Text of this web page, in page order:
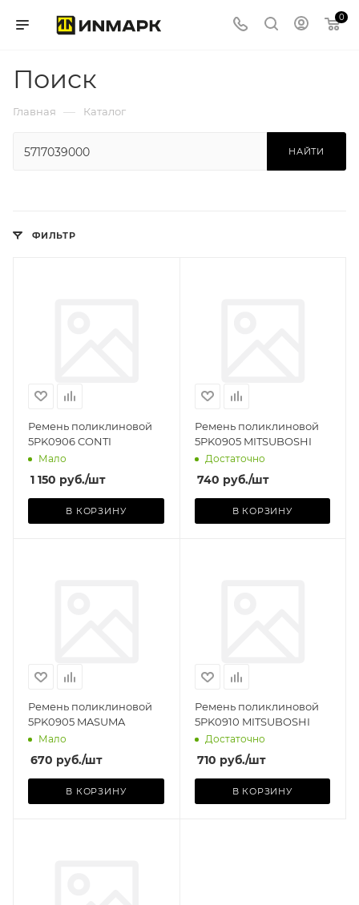
0
Поиск
Главная — Каталог
НАЙТИ
ФИЛЬТР
Ремень поликлиновой
5PK0906 CONTI
Мало
1 150 руб./шт
В КОРЗИНУ
Ремень поликлиновой
5PK0905 MITSUBOSHI
Достаточно
740 руб./шт
В КОРЗИНУ
Ремень поликлиновой
5PK0905 MASUMA
Мало
670 руб./шт
В КОРЗИНУ
Ремень поликлиновой
5PK0910 MITSUBOSHI
Достаточно
710 руб./шт
В КОРЗИНУ